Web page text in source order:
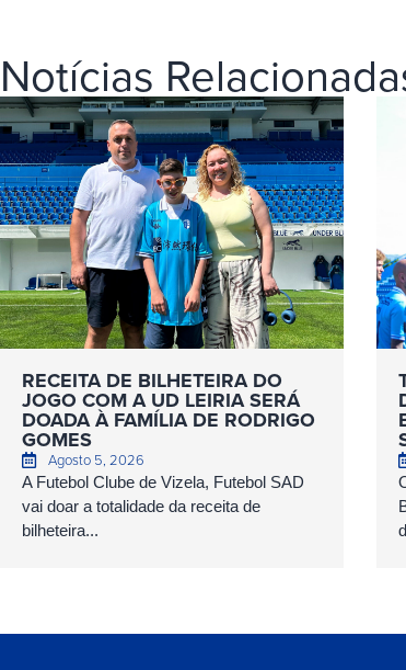
Notícias
RECEITA DE BILHETEIRA DO
JOGO COM A UD LEIRIA SERÁ
DOADA À FAMÍLIA DE RODRIGO
GOMES
Agosto 5, 2026
A Futebol Clube de Vizela, Futebol SAD
vai doar a totalidade da receita de
bilheteira...